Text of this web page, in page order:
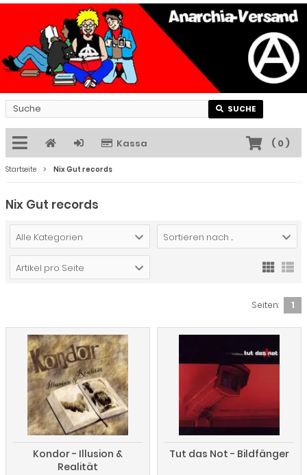
SUCHE
Kassa ( 0)
Startseite Nix Gut records
Nix Gut records
Alle Kategorien Sortieren nach ...
Artikel pro Seite
Seiten: 1
Kondor - Illusion &
Realität
Tut das Not - Bildfänger